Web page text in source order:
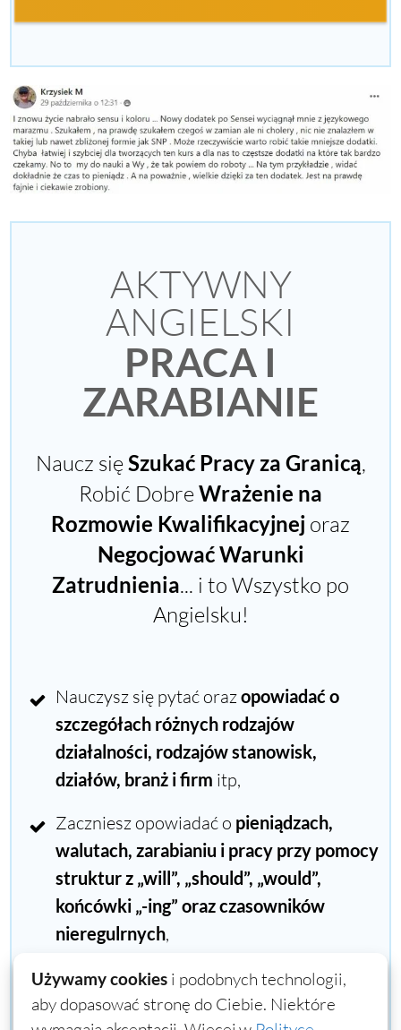
Używamy cookies i podobnych technologii,
aby dopasować stronę do Ciebie. Niektóre
AKTYWNY
ANGIELSKI
PRACA I
ZARABIANIE
Naucz sięSzukać Pracy za Granicą,
Robić DobreWrażenie na
Rozmowie Kwalifikacyjnej oraz
Negocjować Warunki
Zatrudnienia... i to Wszystko po
Angielsku!
Nauczysz się pytać orazopowiadać o
szczegółach różnych rodzajów
działalności, rodzajów stanowisk,
działów, branż i firm itp,
Zaczniesz opowiadać o pieniądzach,
walutach, zarabianiu i pracy przy pomocy
struktur z „will”, „should”, „would”,
końcówki „-ing” oraz czasowników
nieregulrnych,
Przygotujesz sie doautoprezentacji
podczas rozmowy kwalifikacyjnej:jak